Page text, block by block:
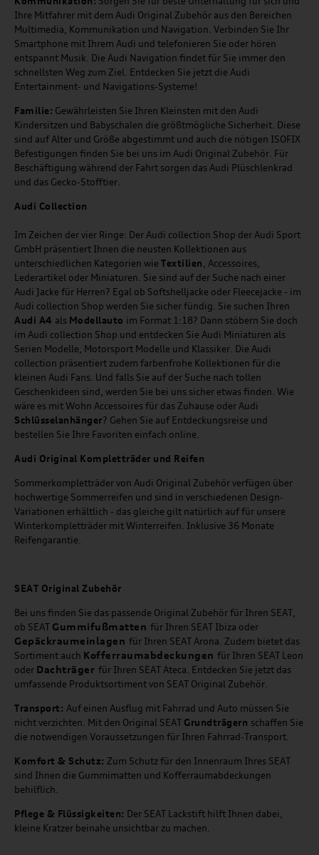
Ihre Mitfahrer mit dem Audi Original Zubehör aus den Bereichen
Multimedia, Kommunikation und Navigation. Verbinden Sie Ihr
Smartphone mit Ihrem Audi und telefonieren Sie oder hören
entspannt Musik. Die Audi Navigation findet für Sie immer den
schnellsten Weg zum Ziel. Entdecken Sie jetzt die Audi
Entertainment- und Navigations-Systeme!
Familie: Gewährleisten Sie Ihren Kleinsten mit den Audi
Kindersitzen und Babyschalen die größtmögliche Sicherheit. Diese
sind auf Alter und Größe abgestimmt und auch die nötigen ISOFIX
Befestigungen finden Sie bei uns im Audi Original Zubehör. Für
Beschäftigung während der Fahrt sorgen das Audi Plüschlenkrad
und das Gecko-Stofftier.
Audi Collection
Im Zeichen der vier Ringe: Der Audi collection Shop der Audi Sport
GmbH präsentiert Ihnen die neusten Kollektionen aus
unterschiedlichen Kategorien wie Textilien , Accessoires,
Lederartikel oder Miniaturen. Sie sind auf der Suche nach einer
Audi Jacke für Herren? Egal ob Softshelljacke oder Fleecejacke - im
Audi collection Shop werden Sie sicher fündig. Sie suchen Ihren
Audi A4 als Modellauto im Format 1:18? Dann stöbern Sie doch
im Audi collection Shop und entdecken Sie Audi Miniaturen als
Serien Modelle, Motorsport Modelle und Klassiker. Die Audi
collection präsentiert zudem farbenfrohe Kollektionen für die
kleinen Audi Fans. Und falls Sie auf der Suche nach tollen
Geschenkideen sind, werden Sie bei uns sicher etwas finden. Wie
wäre es mit Wohn Accessoires für das Zuhause oder Audi
Schlüsselanhänger? Gehen Sie auf Entdeckungsreise und
bestellen Sie Ihre Favoriten einfach online.
Audi Original Kompletträder und Reifen
Sommerkompletträder von Audi Original Zubehör verfügen über
hochwertige Sommerreifen und sind in verschiedenen Design-
Variationen erhältlich - das gleiche gilt natürlich auf für unsere
Winterkompletträder mit Winterreifen. Inklusive 36 Monate
Reifengarantie.
SEAT Original Zubehör
Bei uns finden Sie das passende Original Zubehör für Ihren SEAT,
ob SEAT Gummifußmatten für Ihren SEAT Ibiza oder
Gepäckraumeinlagen für Ihren SEAT Arona. Zudem bietet das
Sortiment auch Kofferraumabdeckungen für Ihren SEAT Leon
oder Dachträger für Ihren SEAT Ateca. Entdecken Sie jetzt das
umfassende Produktsortiment von SEAT Original Zubehör.
Transport: Auf einen Ausflug mit Fahrrad und Auto müssen Sie
nicht verzichten. Mit den Original SEAT Grundträgern schaffen Sie
die notwendigen Voraussetzungen für Ihren Fahrrad-Transport.
Komfort & Schutz: Zum Schutz für den Innenraum Ihres SEAT
sind Ihnen die Gummimatten und Kofferraumabdeckungen
behilflich.
Pflege & Flüssigkeiten: Der SEAT Lackstift hilft Ihnen dabei,
kleine Kratzer beinahe unsichtbar zu machen.